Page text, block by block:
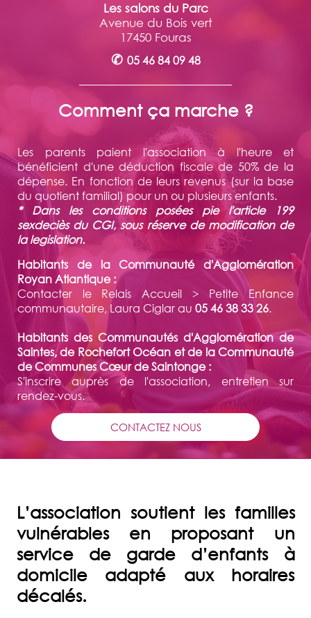
Les salons du Parc
Avenue du Bois vert
17450 Fouras
✆ 05 46 84 09 48
Comment ça marche ?
Les parents paient l'association à l'heure et
bénéficient d'une déduction fiscale de 50% de la
dépense. En fonction de leurs revenus (sur la base
du quotient familial) pour un ou plusieurs enfants.
* Dans les conditions posées pie l'article 199
sexdeciès du CGI, sous réserve de modification de
la legislation.
Habitants de la Communauté d'Agglomération
Royan Atlantique :
Contacter le Relais Accueil > Petite Enfance
communautaire, Laura Ciglar au 05 46 38 33 26.
Habitants des Communautés d'Agglomération de
Saintes, de Rochefort Océan et de la Communauté
de Communes Cœur de Saintonge :
S'inscrire auprès de l'association, entretien sur
rendez-vous.
CONTACTEZ NOUS
L’association soutient les familles
vulnérables en proposant un
service de garde d’enfants à
domicile adapté aux horaires
décalés.